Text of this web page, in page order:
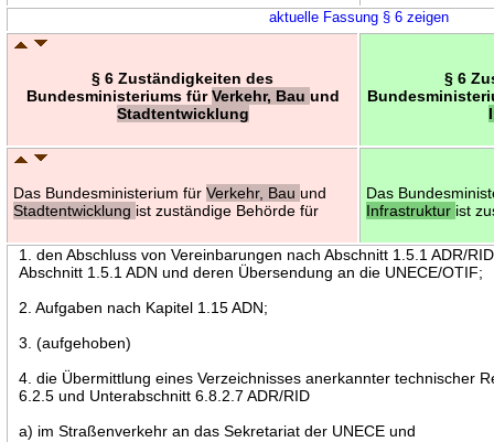
aktuelle Fassung § 6 zeigen
§ 6 Zuständigkeiten des
Bundesministeriums fürVerkehr, Bau und
Stadtentwicklung
§ 6
Das Bundesministerium fürVerkehr, Bauund
Stadtentwicklung ist zuständige Behörde für
Das
Infrastruktur ist
1. den Abschluss von Vereinbarungen nach Abschnitt 1.5.1 ADR/
Abschnitt 1.5.1 ADN und deren Übersendung an die UNECE/OTIF;
2. Aufgaben nach Kapitel 1.15 ADN;
3. (aufgehoben)
4. die Übermittlung eines Verzeichnisses anerkannter technischer
6.2.5 und Unterabschnitt 6.8.2.7 ADR/RID
a) im Straßenverkehr an das Sekretariat der UNECE und